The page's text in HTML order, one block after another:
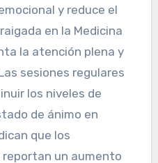
y reduce el
en la Medicina
la atención plena y
sesiones regulares
los niveles de
de ánimo en
que los
un aumento